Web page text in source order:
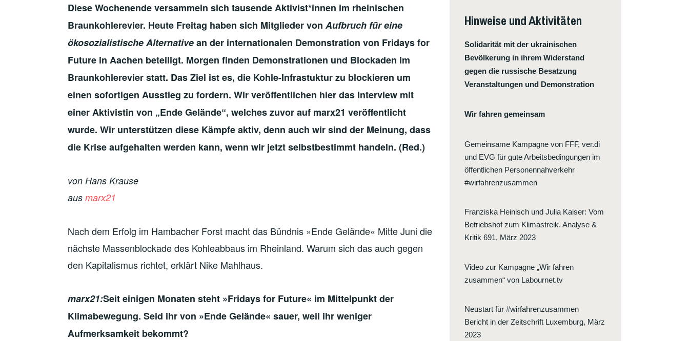
Diese Wochenende versammeln sich tausende Aktivist*innen im rheinischen
Braunkohlerevier. Heute Freitag haben sich Mitglieder von Aufbruch für eine
ökosozialistische Alternativean der internationalen Demonstration von Fridays for
Future in Aachen beteiligt. Morgen finden Demonstrationen und Blockaden im
Braunkohlerevier statt. Das Ziel ist es, die Kohle-Infrastuktur zu blockieren um
einen sofortigen Ausstieg zu fordern. Wir veröffentlichen hier das Interview mit
einer Aktivistin von „Ende Gelände“, welches zuvor auf marx21 veröffentlicht
wurde. Wir unterstützen diese Kämpfe aktiv, denn auch wir sind der Meinung, dass
die Krise aufgehalten werden kann, wenn wir jetzt selbstbestimmt handeln. (Red.)
von Hans Krause
aus marx21
Nach dem Erfolg im Hambacher Forst macht das Bündnis »Ende Gelände« Mitte Juni die
nächste Massenblockade des Kohleabbaus im Rheinland. Warum sich das auch gegen
den Kapitalismus richtet, erklärt Nike Mahlhaus.
marx21:Seit einigen Monaten steht »Fridays for Future« im Mittelpunkt der
Klimabewegung. Seid ihr von »Ende Gelände« sauer, weil ihr weniger
Aufmerksamkeit bekommt?
Hinweise und Aktivitäten
Solidarität mit der ukrainischen
Bevölkerung in ihrem Widerstand
gegen die russische Besatzung
Veranstaltungen und Demonstration
Wir fahren gemeinsam
Gemeinsame Kampagne von FFF, ver.di
und EVG für gute Arbeitsbedingungen im
öffentlichen Personennahverkehr
#wirfahrenzusammen
Franziska Heinisch und Julia Kaiser: Vom
Betriebshof zum Klimastreik. Analyse &
Kritik 691, März 2023
Video zur Kampagne „Wir fahren
zusammen“ von Labournet.tv
Neustart für #wirfahrenzusammen
Bericht in der Zeitschrift Luxemburg, März
2023